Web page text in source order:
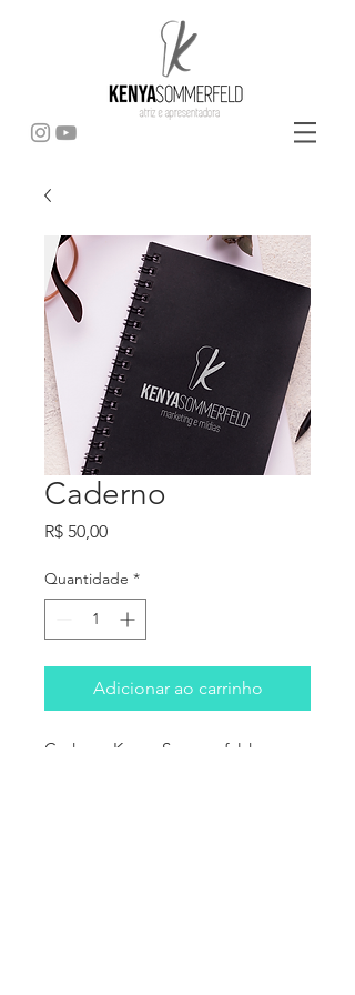
Caderno
R$ 50,00Preço
Quantidade *
Adicionar ao carrinho
Caderno Kenya Sommerfeld